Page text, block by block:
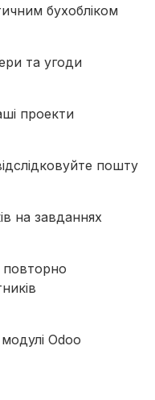
бухобліком
та угоди
проекти
пошту
на завданнях
повторно
Odoo